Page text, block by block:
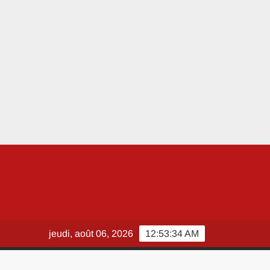
12:53:36 AM
jeudi, août 06, 2026